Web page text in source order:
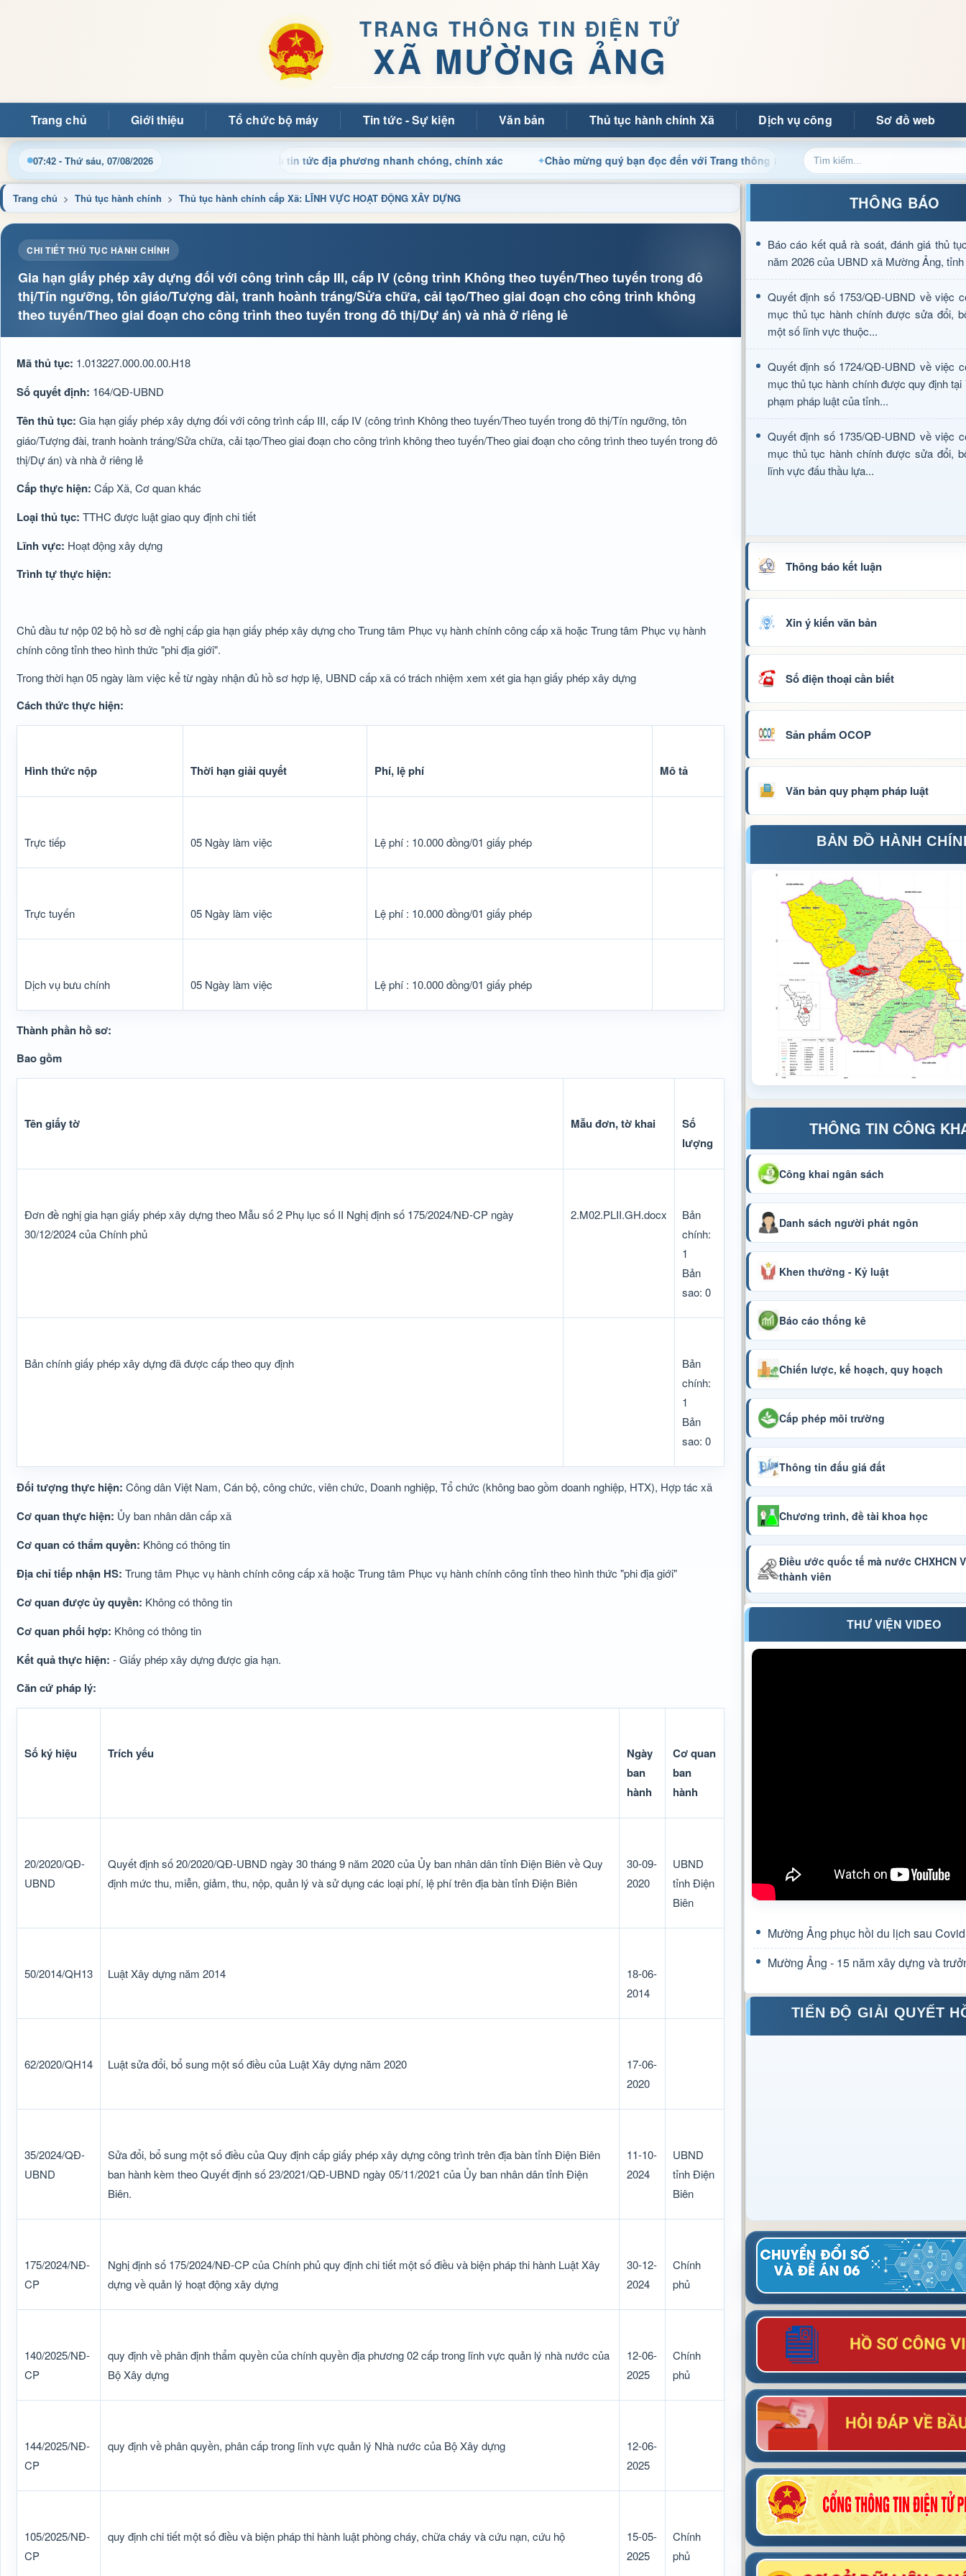
TRANG THÔNG TIN ĐIỆN TỬ
XÃ MƯỜNG ẢNG
Trang chủ Giới thiệu Tổ chức bộ máy Tin tức - Sự kiện Văn bản Thủ tục hành chính Xã Dịch vụ công Sơ đồ web
07:42 - Thứ sáu, 07/08/2026
nhật thông tin điều hành, thủ tục hành chính và tin tức địa phương nhanh chóng, chính xác Chào mừng quý bạn đọc đến với Trang thông tin điện tử xã Mường Ảng
Trang chủ > Thủ tục hành chính > Thủ tục hành chính cấp Xã: LĨNH VỰC HOẠT ĐỘNG XÂY DỰNG
CHI TIẾT THỦ TỤC HÀNH CHÍNH
Gia hạn giấy phép xây dựng đối với công trình cấp III, cấp IV (công trình Không theo tuyến/Theo tuyến trong đô
thị/Tín ngưỡng, tôn giáo/Tượng đài, tranh hoành tráng/Sửa chữa, cải tạo/Theo giai đoạn cho công trình không
theo tuyến/Theo giai đoạn cho công trình theo tuyến trong đô thị/Dự án) và nhà ở riêng lẻ
Mã thủ tục: 1.013227.000.00.00.H18
Số quyết định: 164/QĐ-UBND
Tên thủ tục: Gia hạn giấy phép xây dựng đối với công trình cấp III, cấp IV (công trình Không theo tuyến/Theo tuyến trong đô thị/Tín ngưỡng, tôn
giáo/Tượng đài, tranh hoành tráng/Sửa chữa, cải tạo/Theo giai đoạn cho công trình không theo tuyến/Theo giai đoạn cho công trình theo tuyến trong đô
thị/Dự án) và nhà ở riêng lẻ
Cấp thực hiện: Cấp Xã, Cơ quan khác
Loại thủ tục: TTHC được luật giao quy định chi tiết
Lĩnh vực: Hoạt động xây dựng
Trình tự thực hiện:
Chủ đầu tư nộp 02 bộ hồ sơ đề nghị cấp gia hạn giấy phép xây dựng cho Trung tâm Phục vụ hành chính công cấp xã hoặc Trung tâm Phục vụ hành
chính công tỉnh theo hình thức "phi địa giới".
Trong thời hạn 05 ngày làm việc kể từ ngày nhận đủ hồ sơ hợp lệ, UBND cấp xã có trách nhiệm xem xét gia hạn giấy phép xây dựng
Cách thức thực hiện:
Hình thức nộp Thời hạn giải quyết Phí, lệ phí Mô tả
Trực tiếp 05 Ngày làm việc Lệ phí : 10.000 đồng/01 giấy phép
Trực tuyến 05 Ngày làm việc Lệ phí : 10.000 đồng/01 giấy phép
Dịch vụ bưu chính 05 Ngày làm việc Lệ phí : 10.000 đồng/01 giấy phép
Thành phần hồ sơ:
Bao gồm
Tên giấy tờ Mẫu đơn, tờ khai
Số
lượng
Đơn đề nghị gia hạn giấy phép xây dựng theo Mẫu số 2 Phụ lục số II Nghị định số 175/2024/NĐ-CP ngày
30/12/2024 của Chính phủ
2.M02.PLII.GH.docx
Bản
chính:
1
Bản
sao: 0
Bản chính giấy phép xây dựng đã được cấp theo quy định
Bản
chính:
1
Bản
sao: 0
Đối tượng thực hiện: Công dân Việt Nam, Cán bộ, công chức, viên chức, Doanh nghiệp, Tổ chức (không bao gồm doanh nghiệp, HTX), Hợp tác xã
Cơ quan thực hiện: Ủy ban nhân dân cấp xã
Cơ quan có thẩm quyền: Không có thông tin
Địa chỉ tiếp nhận HS: Trung tâm Phục vụ hành chính công cấp xã hoặc Trung tâm Phục vụ hành chính công tỉnh theo hình thức "phi địa giới"
Cơ quan được ủy quyền: Không có thông tin
Cơ quan phối hợp: Không có thông tin
Kết quả thực hiện: - Giấy phép xây dựng được gia hạn.
Căn cứ pháp lý:
Số ký hiệu Trích yếu
Ngày
ban
hành
Cơ quan
ban
hành
20/2020/QĐ-
UBND
Quyết định số 20/2020/QĐ-UBND ngày 30 tháng 9 năm 2020 của Ủy ban nhân dân tỉnh Điện Biên về Quy
định mức thu, miễn, giảm, thu, nộp, quản lý và sử dụng các loại phí, lệ phí trên địa bàn tỉnh Điện Biên
30-09-
2020
UBND
tỉnh Điện
Biên
50/2014/QH13 Luật Xây dựng năm 2014
18-06-
2014
62/2020/QH14 Luật sửa đổi, bổ sung một số điều của Luật Xây dựng năm 2020
17-06-
2020
35/2024/QĐ-
UBND
Sửa đổi, bổ sung một số điều của Quy định cấp giấy phép xây dựng công trình trên địa bàn tỉnh Điện Biên
ban hành kèm theo Quyết định số 23/2021/QĐ-UBND ngày 05/11/2021 của Ủy ban nhân dân tỉnh Điện
Biên.
11-10-
2024
UBND
tỉnh Điện
Biên
175/2024/NĐ-
CP
Nghị định số 175/2024/NĐ-CP của Chính phủ quy định chi tiết một số điều và biện pháp thi hành Luật Xây
dựng về quản lý hoạt động xây dựng
30-12-
2024
Chính
phủ
140/2025/NĐ-
CP
quy định về phân định thẩm quyền của chính quyền địa phương 02 cấp trong lĩnh vực quản lý nhà nước của
Bộ Xây dựng
12-06-
2025
Chính
phủ
144/2025/NĐ-
CP
quy định về phân quyền, phân cấp trong lĩnh vực quản lý Nhà nước của Bộ Xây dựng
12-06-
2025
105/2025/NĐ-
CP
quy định chi tiết một số điều và biện pháp thi hành luật phòng cháy, chữa cháy và cứu nạn, cứu hộ
15-05-
2025
Chính
phủ
THÔNG BÁO
Báo cáo kết quả rà soát, đánh giá thủ
năm 2026 của UBND xã Mường Ảng,
Quyết định số 1753/QĐ-UBND về việc
mục thủ tục hành chính được sửa đổi,
một số lĩnh vực thuộc...
Quyết định số 1724/QĐ-UBND về việc
mục thủ tục hành chính được quy định tại
phạm pháp luật của tỉnh...
Quyết định số 1735/QĐ-UBND về việc
mục thủ tục hành chính được sửa đổi,
lĩnh vực đấu thầu lựa...
Thông báo kết luận
Xin ý kiến văn bản
Số điện thoại cần biết
Sản phẩm OCOP
Văn bản quy phạm pháp luật
BẢN ĐỒ HÀNH
THÔNG TIN CÔNG
Công khai ngân sách
Danh sách người phát ngôn
Khen thưởng - Kỷ luật
Báo cáo thống kê
Chiến lược, kế hoạch, quy hoạch
Cấp phép môi trường
Thông tin đấu giá đất
Chương trình, đề tài khoa học
Điều ước quốc tế mà nước CHXHCN
thành viên
THƯ VIỆN VIDEO
Mường Ảng phục hồi du lịch sau
Mường Ảng - 15 năm xây dựng và
TIẾN ĐỘ GIẢI QUYẾT